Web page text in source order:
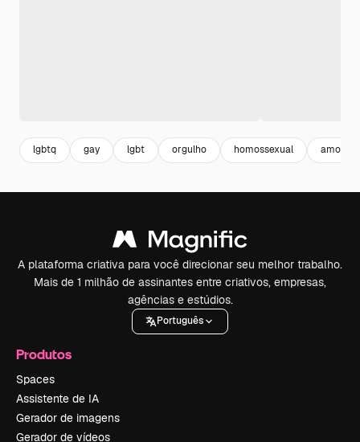
lgbtq gay lgbt orgulho homossexual amor
A plataforma criativa para você direcionar seu melhor trabalho.
Mais de 1 milhão de assinantes entre criativos, empresas,
agências e estúdios.
Português
Produtos
Spaces
Assistente de IA
Gerador de imagens
Gerador de vídeos